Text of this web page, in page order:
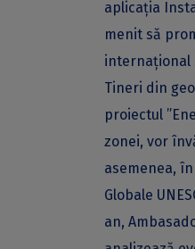
aplicația
menit să
internațional
Tineri din
proiectul
zonei, vor
asemenea,
Globale
an,